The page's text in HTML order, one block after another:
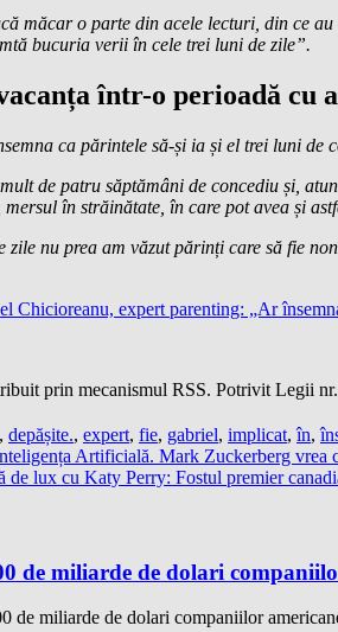
măcar o parte din acele lecturi, din ce
bucuria verii în cele trei luni de zile”.
într-o perioadă cu
ca părintele să-și ia și el trei luni
de patru săptămâni de concediu și,
în străinătate, în care pot avea și
nu prea am văzut părinți care să fie
Chicioreanu, expert parenting: „Ar
prin mecanismul RSS. Potrivit Legii
, depășite., expert, fie, gabriel, implicat,în,
Artificială. Mark Zuckerberg vrea
de lux cu Katy Perry: Fostul premier
miliarde de dolari
de miliarde de dolari companiilor